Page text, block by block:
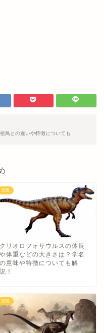
鳥との違いや特徴についても
恐竜
クリオロフォサウルスの体長
や体重などの大きさは？学名
の意味や特徴についても解
説！
恐竜